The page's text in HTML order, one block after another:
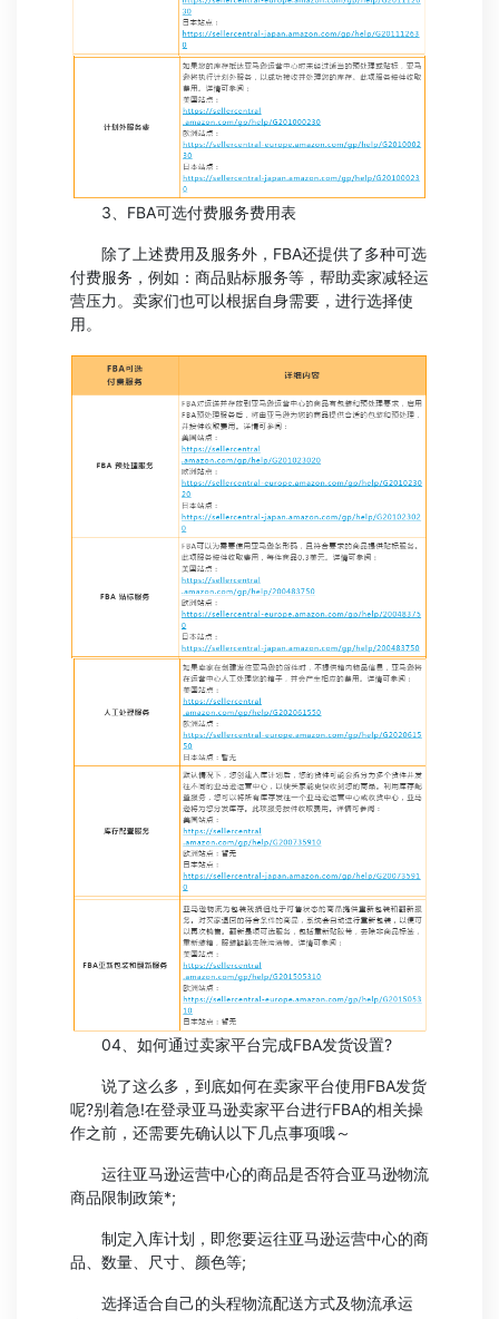
3、FBA可选付费服务费用表
除了上述费用及服务外，FBA还提供了多种可选
付费服务，例如：商品贴标服务等，帮助卖家减轻运
营压力。卖家们也可以根据自身需要，进行选择使
用。
04、如何通过卖家平台完成FBA发货设置?
说了这么多，到底如何在卖家平台使用FBA发货
呢?别着急!在登录亚马逊卖家平台进行FBA的相关操
作之前，还需要先确认以下几点事项哦～
运往亚马逊运营中心的商品是否符合亚马逊物流
商品限制政策*;
制定入库计划，即您要运往亚马逊运营中心的商
品、数量、尺寸、颜色等;
选择适合自己的头程物流配送方式及物流承运